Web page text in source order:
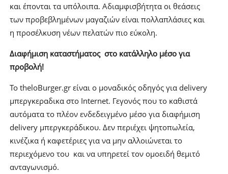
και έπονται τα υπόλοιπα. Αδιαμφισβήτητα οι θεάσεις
των προβεβλημένων μαγαζιών είναι πολλαπλάσιες και
η προσέλκυση νέων πελατών πιο εύκολη.
Διαφήμιση καταστήματος στο κατάλληλο μέσο για
προβολή!
Το theloBurger.gr είναι ο μοναδικός οδηγός για delivery
μπεργκεραδικα στο Internet. Γεγονός που το καθιστά
αυτόματα το πλέον ενδεδειγμένο μέσο για διαφήμιση
delivery μπεργκεράδικου. Δεν περιέχει ψητοπωλεία,
κινέζικα ή καφετέριες για να μην αλλοιώνεται το
περιεχόμενο του και να υπηρετεί τον ομοειδή θεμιτό
ανταγωνισμό.